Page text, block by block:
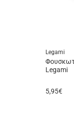
Legami
Legami
5,95€